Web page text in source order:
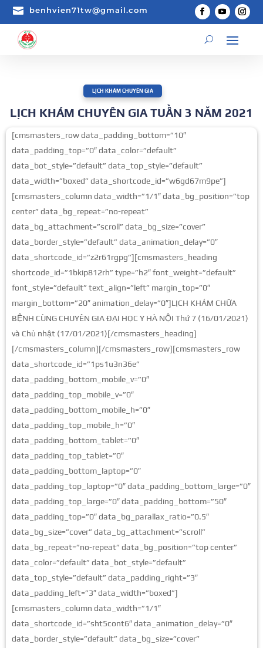
 benhvien71tw@gmail.com
LỊCH KHÁM CHUYÊN GIA
LỊCH KHÁM CHUYÊN GIA TUẦN 3 NĂM 2021
[cmsmasters_row data_padding_bottom=”10″
data_padding_top=”0″ data_color=”default”
data_bot_style=”default” data_top_style=”default”
data_width=”boxed” data_shortcode_id=”w6gd67m9pe”]
[cmsmasters_column data_width=”1/1″ data_bg_position=”top
center” data_bg_repeat=”no-repeat”
data_bg_attachment=”scroll” data_bg_size=”cover”
data_border_style=”default” data_animation_delay=”0″
data_shortcode_id=”z2r61rgpg”][cmsmasters_heading
shortcode_id=”1bkip812rh” type=”h2″ font_weight=”default”
font_style=”default” text_align=”left” margin_top=”0″
margin_bottom=”20″ animation_delay=”0″]LỊCH KHÁM CHỮA
BỆNH CÙNG CHUYÊN GIA ĐẠI HỌC Y HÀ NỘI Thứ 7 (16/01/2021)
và Chủ nhật (17/01/2021)[/cmsmasters_heading]
[/cmsmasters_column][/cmsmasters_row][cmsmasters_row
data_shortcode_id=”1ps1u3n36e”
data_padding_bottom_mobile_v=”0″
data_padding_top_mobile_v=”0″
data_padding_bottom_mobile_h=”0″
data_padding_top_mobile_h=”0″
data_padding_bottom_tablet=”0″
data_padding_top_tablet=”0″
data_padding_bottom_laptop=”0″
data_padding_top_laptop=”0″ data_padding_bottom_large=”0″
data_padding_top_large=”0″ data_padding_bottom=”50″
data_padding_top=”0″ data_bg_parallax_ratio=”0.5″
data_bg_size=”cover” data_bg_attachment=”scroll”
data_bg_repeat=”no-repeat” data_bg_position=”top center”
data_color=”default” data_bot_style=”default”
data_top_style=”default” data_padding_right=”3″
data_padding_left=”3″ data_width=”boxed”]
[cmsmasters_column data_width=”1/1″
data_shortcode_id=”sht5cont6″ data_animation_delay=”0″
data_border_style=”default” data_bg_size=”cover”